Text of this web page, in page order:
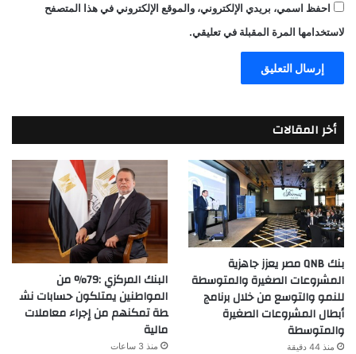
احفظ اسمي، بريدي الإلكتروني، والموقع الإلكتروني في هذا المتصفح
لاستخدامها المرة المقبلة في تعليقي.
أخر المقالات
بنك QNB مصر يعزز جاهزية
المشروعات الصغيرة والمتوسطة
للنمو والتوسع من خلال برنامج
أبطال المشروعات الصغيرة
والمتوسطة
منذ 44 دقيقة
البنك المركزي :79% من
المواطنين يمتلكون حسابات نش
طة تمكنهم من إجراء معاملات
مالية
منذ 3 ساعات